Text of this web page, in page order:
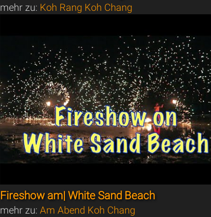
mehr zu: Koh Rang Koh Chang
Fireshow am| White Sand Beach
mehr zu:Am Abend Koh Chang